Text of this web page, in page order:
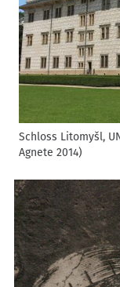
Schloss Litomyšl,
Agnete 2014)